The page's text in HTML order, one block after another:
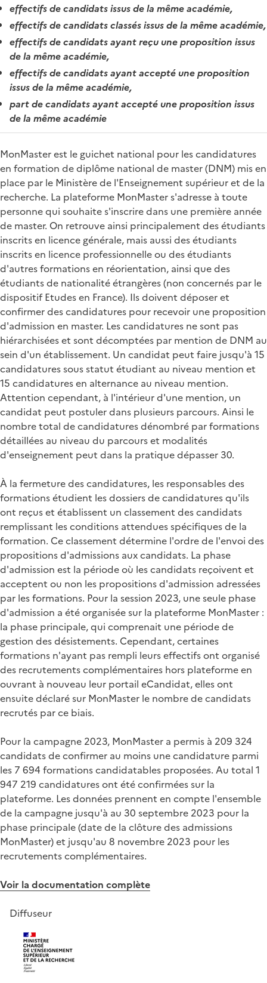
effectifs de candidats issus de la même académie,
effectifs de candidats classés issus de la même académie,
effectifs de candidats ayant reçu une proposition issus
de la même académie,
effectifs de candidats ayant accepté une proposition
issus de la même académie,
part de candidats ayant accepté une proposition issus
de la même académie
MonMaster est le guichet national pour les candidatures
en formation de diplôme national de master (DNM) mis en
place par le Ministère de l'Enseignement supérieur et de la
recherche. La plateforme MonMaster s'adresse à toute
personne qui souhaite s'inscrire dans une première année
de master. On retrouve ainsi principalement des étudiants
inscrits en licence générale, mais aussi des étudiants
inscrits en licence professionnelle ou des étudiants
d'autres formations en réorientation, ainsi que des
étudiants de nationalité étrangères (non concernés par le
dispositif Etudes en France). Ils doivent déposer et
confirmer des candidatures pour recevoir une proposition
d'admission en master. Les candidatures ne sont pas
hiérarchisées et sont décomptées par mention de DNM au
sein d'un établissement. Un candidat peut faire jusqu'à 15
candidatures sous statut étudiant au niveau mention et
15 candidatures en alternance au niveau mention.
Attention cependant, à l'intérieur d'une mention, un
candidat peut postuler dans plusieurs parcours. Ainsi le
nombre total de candidatures dénombré par formations
détaillées au niveau du parcours et modalités
d'enseignement peut dans la pratique dépasser 30.
À la fermeture des candidatures, les responsables des
formations étudient les dossiers de candidatures qu'ils
ont reçus et établissent un classement des candidats
remplissant les conditions attendues spécifiques de la
formation. Ce classement détermine l'ordre de l'envoi des
propositions d'admissions aux candidats. La phase
d'admission est la période où les candidats reçoivent et
acceptent ou non les propositions d'admission adressées
par les formations. Pour la session 2023, une seule phase
d'admission a été organisée sur la plateforme MonMaster :
la phase principale, qui comprenait une période de
gestion des désistements. Cependant, certaines
formations n'ayant pas rempli leurs effectifs ont organisé
des recrutements complémentaires hors plateforme en
ouvrant à nouveau leur portail eCandidat, elles ont
ensuite déclaré sur MonMaster le nombre de candidats
recrutés par ce biais.
Pour la campagne 2023, MonMaster a permis à 209 324
candidats de confirmer au moins une candidature parmi
les 7 694 formations candidatables proposées. Au total 1
947 219 candidatures ont été confirmées sur la
plateforme. Les données prennent en compte l'ensemble
de la campagne jusqu'à au 30 septembre 2023 pour la
phase principale (date de la clôture des admissions
MonMaster) et jusqu'au 8 novembre 2023 pour les
recrutements complémentaires.
Voir la documentation complète
Diffuseur